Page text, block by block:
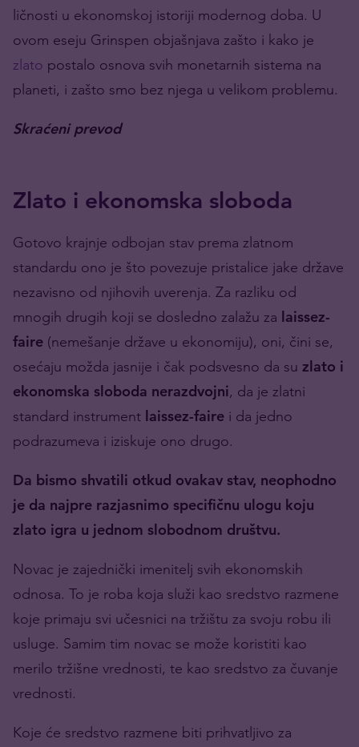
ličnosti u ekonomskoj istoriji modernog doba. U
ovom eseju Grinspen objašnjava zašto i kako je
zlato postalo osnova svih monetarnih sistema na
planeti, i zašto smo bez njega u velikom problemu.
Skraćeni prevod
Zlato i ekonomska sloboda
Gotovo krajnje odbojan stav prema zlatnom
standardu ono je što povezuje pristalice jake države
nezavisno od njihovih uverenja. Za razliku od
mnogih drugih koji se dosledno zalažu za laissez-
faire (nemešanje države u ekonomiju), oni, čini se,
osećaju možda jasnije i čak podsvesno da su zlato i
ekonomska sloboda nerazdvojni, da je zlatni
standard instrument laissez-faire i da jedno
podrazumeva i iziskuje ono drugo.
Da bismo shvatili otkud ovakav stav, neophodno
je da najpre razjasnimo specifičnu ulogu koju
zlato igra u jednom slobodnom društvu.
Novac je zajednički imenitelj svih ekonomskih
odnosa. To je roba koja služi kao sredstvo razmene
koje primaju svi učesnici na tržištu za svoju robu ili
usluge. Samim tim novac se može koristiti kao
merilo tržišne vrednosti, te kao sredstvo za čuvanje
vrednosti.
Koje će sredstvo razmene biti prihvatljivo za